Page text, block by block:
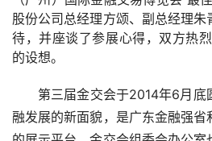
股份公司总经理方颂、副总经理
待，并座谈了参展心得，双方热
的设想。
第三届金交会于2014年6月底
融发展的新面貌，是广东金融强